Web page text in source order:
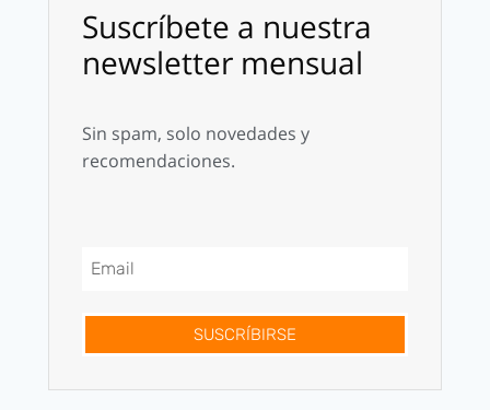
Suscríbete a nuestra
newsletter mensual
Sin spam, solo novedades y
recomendaciones.
SUSCRÍBIRSE